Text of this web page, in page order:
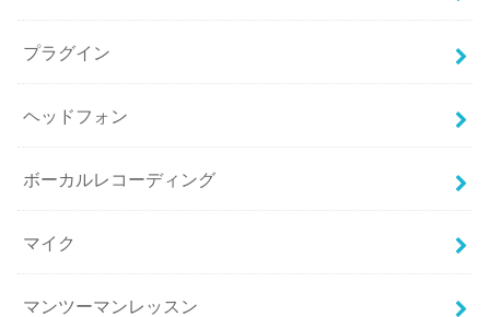
プラグイン
ヘッドフォン
ボーカルレコーディング
マイク
マンツーマンレッスン